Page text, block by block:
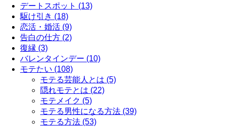
デートスポット (13)
駆け引き (18)
恋活・婚活 (9)
告白の仕方 (2)
復縁 (3)
バレンタインデー (10)
モテたい (108)
モテる芸能人とは (5)
隠れモテとは (22)
モテメイク (5)
モテる男性になる方法 (39)
モテる方法 (53)